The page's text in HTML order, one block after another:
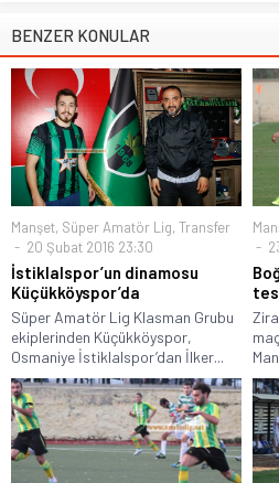
BENZER KONULAR
Manşet, Süper Amatör Lig, Transfer
20 Şubat 2016 23:30
İstiklalspor’un dinamosu
Küçükköyspor’da
Süper Amatör Lig Klasman Grubu
ekiplerinden Küçükköyspor,
Osmaniye İstiklalspor’dan İlker...